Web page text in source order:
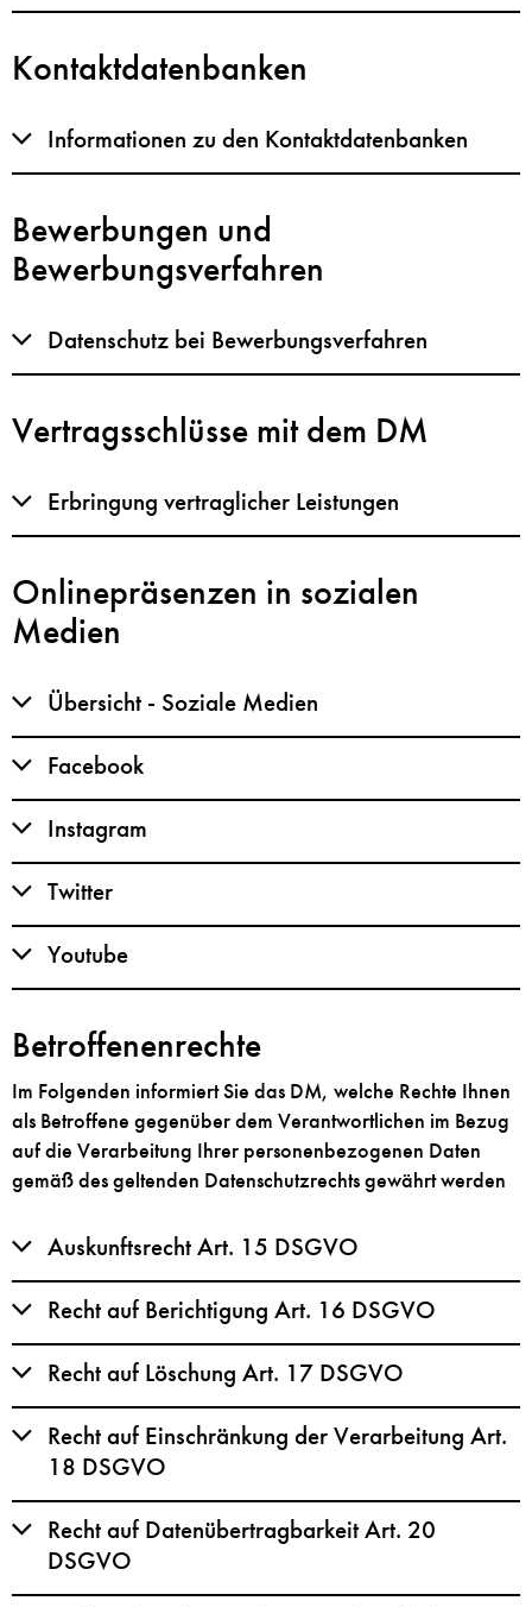
Kontaktdatenbanken
Informationen zu den Kontaktdatenbanken
Bewerbungen und
Bewerbungsverfahren
Datenschutz bei Bewerbungsverfahren
Vertragsschlüsse mit dem DM
Erbringung vertraglicher Leistungen
Onlinepräsenzen in sozialen
Medien
Übersicht - Soziale Medien
Facebook
Instagram
Twitter
Youtube
Betroffenenrechte
Im Folgenden informiert Sie das DM, welche Rechte Ihnen
als Betroffene gegenüber dem Verantwortlichen im Bezug
auf die Verarbeitung Ihrer personenbezogenen Daten
gemäß des geltenden Datenschutzrechts gewährt werden
Auskunftsrecht Art. 15 DSGVO
Recht auf Berichtigung Art. 16 DSGVO
Recht auf Löschung Art. 17 DSGVO
Recht auf Einschränkung der Verarbeitung Art.
18 DSGVO
Recht auf Datenübertragbarkeit Art. 20
DSGVO